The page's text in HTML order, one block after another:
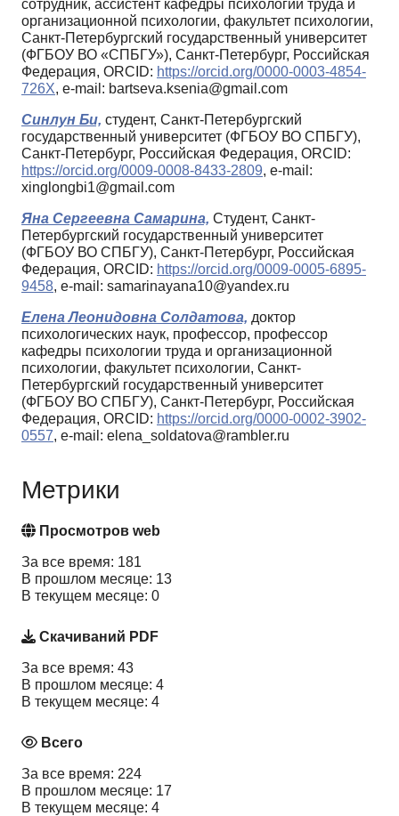
сотрудник, ассистент кафедры психологии труда и
организационной психологии, факультет психологии,
Санкт-Петербургский государственный университет
(ФГБОУ ВО «СПБГУ»), Санкт-Петербург, Российская
Федерация, ORCID: https://orcid.org/0000-0003-4854-
726X, e-mail: bartseva.ksenia@gmail.com
Синлун Би, студент, Санкт-Петербургский
государственный университет (ФГБОУ ВО СПБГУ),
Санкт-Петербург, Российская Федерация, ORCID:
https://orcid.org/0009-0008-8433-2809, e-mail:
xinglongbi1@gmail.com
Яна Сергеевна Самарина, Студент, Санкт-
Петербургский государственный университет
(ФГБОУ ВО СПБГУ), Санкт-Петербург, Российская
Федерация, ORCID: https://orcid.org/0009-0005-6895-
9458, e-mail: samarinayana10@yandex.ru
Елена Леонидовна Солдатова, доктор
психологических наук, профессор, профессор
кафедры психологии труда и организационной
психологии, факультет психологии, Санкт-
Петербургский государственный университет
(ФГБОУ ВО СПБГУ), Санкт-Петербург, Российская
Федерация, ORCID: https://orcid.org/0000-0002-3902-
0557, e-mail: elena_soldatova@rambler.ru
Метрики
Просмотров web
За все время: 181
В прошлом месяце: 13
В текущем месяце: 0
Скачиваний PDF
За все время: 43
В прошлом месяце: 4
В текущем месяце: 4
Всего
За все время: 224
В прошлом месяце: 17
В текущем месяце: 4